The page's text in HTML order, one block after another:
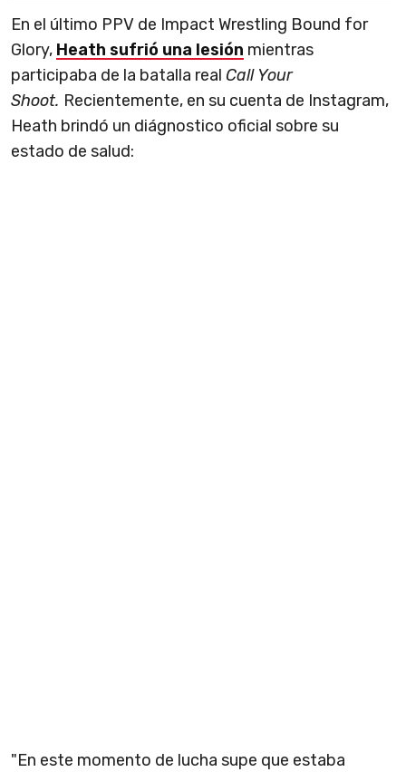
En el último PPV de Impact Wrestling Bound for
Glory, Heath sufrió una lesión mientras
participaba de la batalla real Call Your
Shoot. Recientemente, en su cuenta de Instagram,
Heath brindó un diágnostico oficial sobre su
estado de salud:
"En este momento de lucha supe que estaba